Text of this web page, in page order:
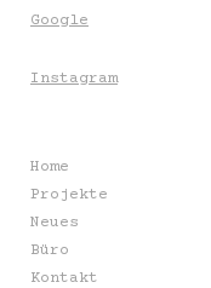
Google
Instagram
Home
Projekte
Neues
Büro
Kontakt